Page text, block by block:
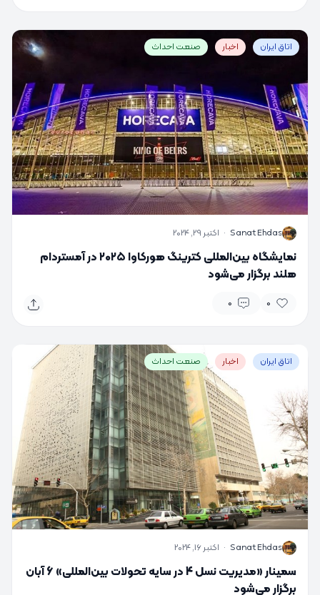
اتاق ایران اخبار صنعت احداث
S
Sanat Ehdas
· اکتبر 29, 2024
نمایشگاه بین‌المللی کترینگ هورکاوا ۲۰۲۵ در آمستردام
هلند برگزار می‌شود
0
0
اتاق ایران اخبار صنعت احداث
S
Sanat Ehdas
· اکتبر 16, 2024
سمینار «مدیریت نسل 4 در سایه تحولات بین‌المللی» 6 آبان
برگزار می‌شود